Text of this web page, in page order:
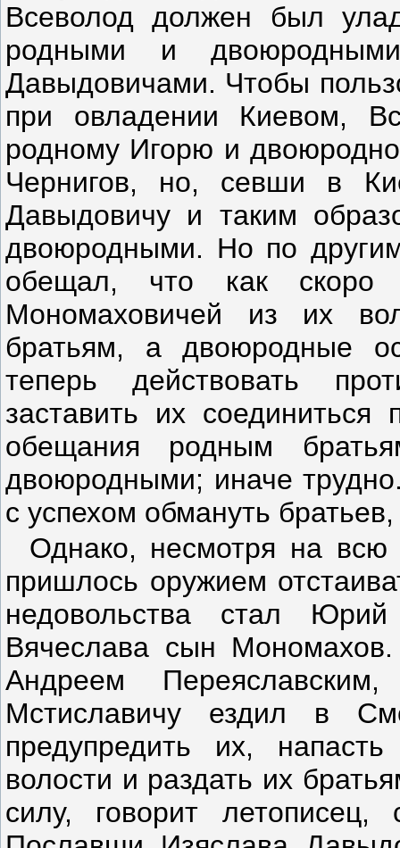
Всеволод должен был
родными и
Давыдовичами. Чтобы
при овладении Киевом,
родному Игорю и
Чернигов, но, севши в
Давыдовичу и таким
двоюродными. Но по
обещал, что как скоро
Мономаховичей из их
братьям, а двоюродные
теперь действовать
заставить их
обещания родным
двоюродными; иначе
с успехом обмануть
Однако, несмотря на всю
пришлось оружием
недовольства стал
Вячеслава сын
Андреем
Мстиславичу ездил в
предупредить их,
волости и раздать их
силу, говорит